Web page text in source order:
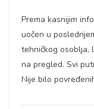
Prema kasnijim
uočen u
tehničkog osoblja,
na pregled. Svi
Nije bilo